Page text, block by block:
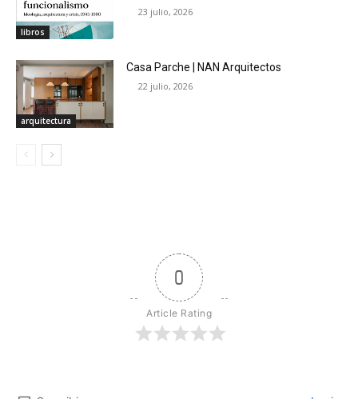
libros
23 julio, 2026
arquitectura
Casa Parche | NAN Arquitectos
22 julio, 2026
0
Article Rating